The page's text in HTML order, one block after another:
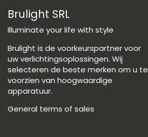
Brulight SRL
Illuminate your life with style
Brulight is de voorkeurspartner voor
uw verlichtingsoplossingen. Wij
selecteren de beste merken om u te
voorzien van hoogwaardige
apparatuur.
General terms of sales